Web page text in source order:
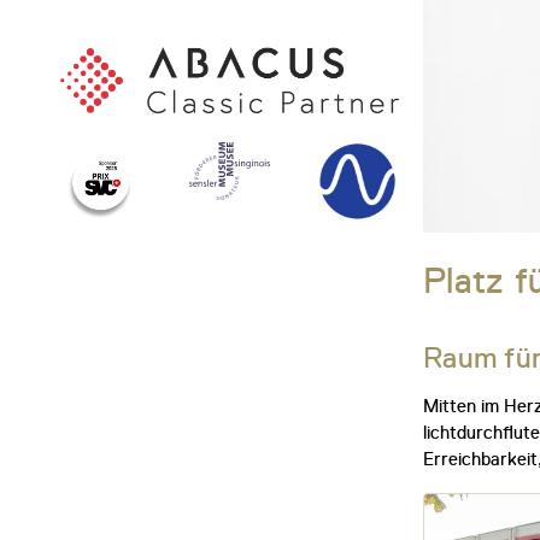
Platz
Raum
Mitten im